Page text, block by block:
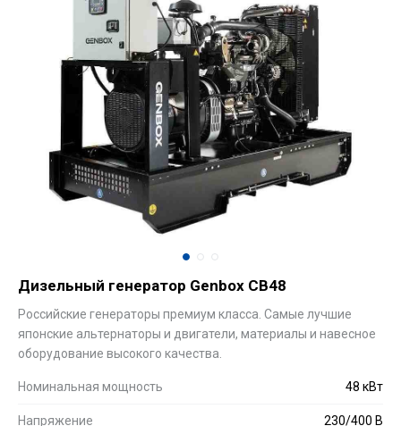
Дизельный генератор Genbox CB48
Российские генераторы премиум класса. Самые лучшие
японские альтернаторы и двигатели, материалы и навесное
оборудование высокого качества.
Номинальная мощность 48 кВт
Напряжение 230/400 В